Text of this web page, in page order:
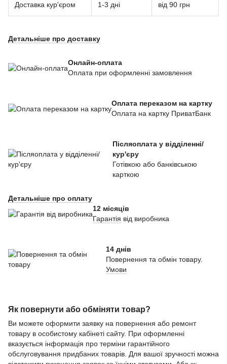
Доставка кур'єром 1-3 дні від 90 грн
Детальніше про доставку
Онлайн-оплата
Оплата при оформленні замовлення
Оплата переказом на картку
Оплата на картку ПриватБанк
Післяоплата у відділенні/
кур'єру
Готівкою або банківською
карткою
Детальніше про оплату
12 місяців
Гарантія від виробника
14 днів
Повернення та обмін товару.
Умови
Як повернути або обміняти товар?
Ви можете оформити заявку на повернення або ремонт
товару в особистому кабінеті сайту. При оформленні
вказується інформація про терміни гарантійного
обслуговування придбаних товарів. Для вашої зручності можна